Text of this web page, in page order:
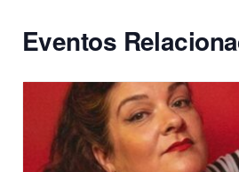
Eventos